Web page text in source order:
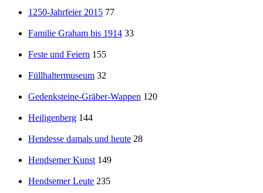
1250-Jahrfeier 2015 77
Familie Graham bis 1914 33
Feste und Feiern 155
Füllhaltermuseum 32
Gedenksteine-Gräber-Wappen 120
Heiligenberg 144
Hendesse damals und heute 28
Hendsemer Kunst 149
Hendsemer Leute 235